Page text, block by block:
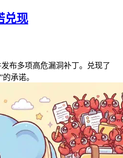
兑现
布多项高危漏洞补丁。兑现了
承诺。